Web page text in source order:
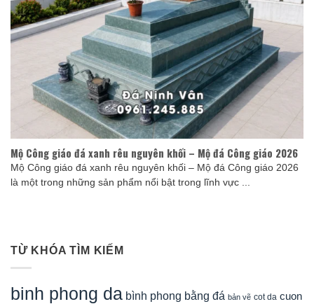
Mộ Công giáo đá xanh rêu nguyên khối – Mộ đá Công giáo 2026
Mộ Công giáo đá xanh rêu nguyên khối – Mộ đá Công giáo 2026
là một trong những sản phẩm nổi bật trong lĩnh vực ...
TỪ KHÓA TÌM KIẾM
binh phong da bình phong bằng đá bản vẽ cot da cuon